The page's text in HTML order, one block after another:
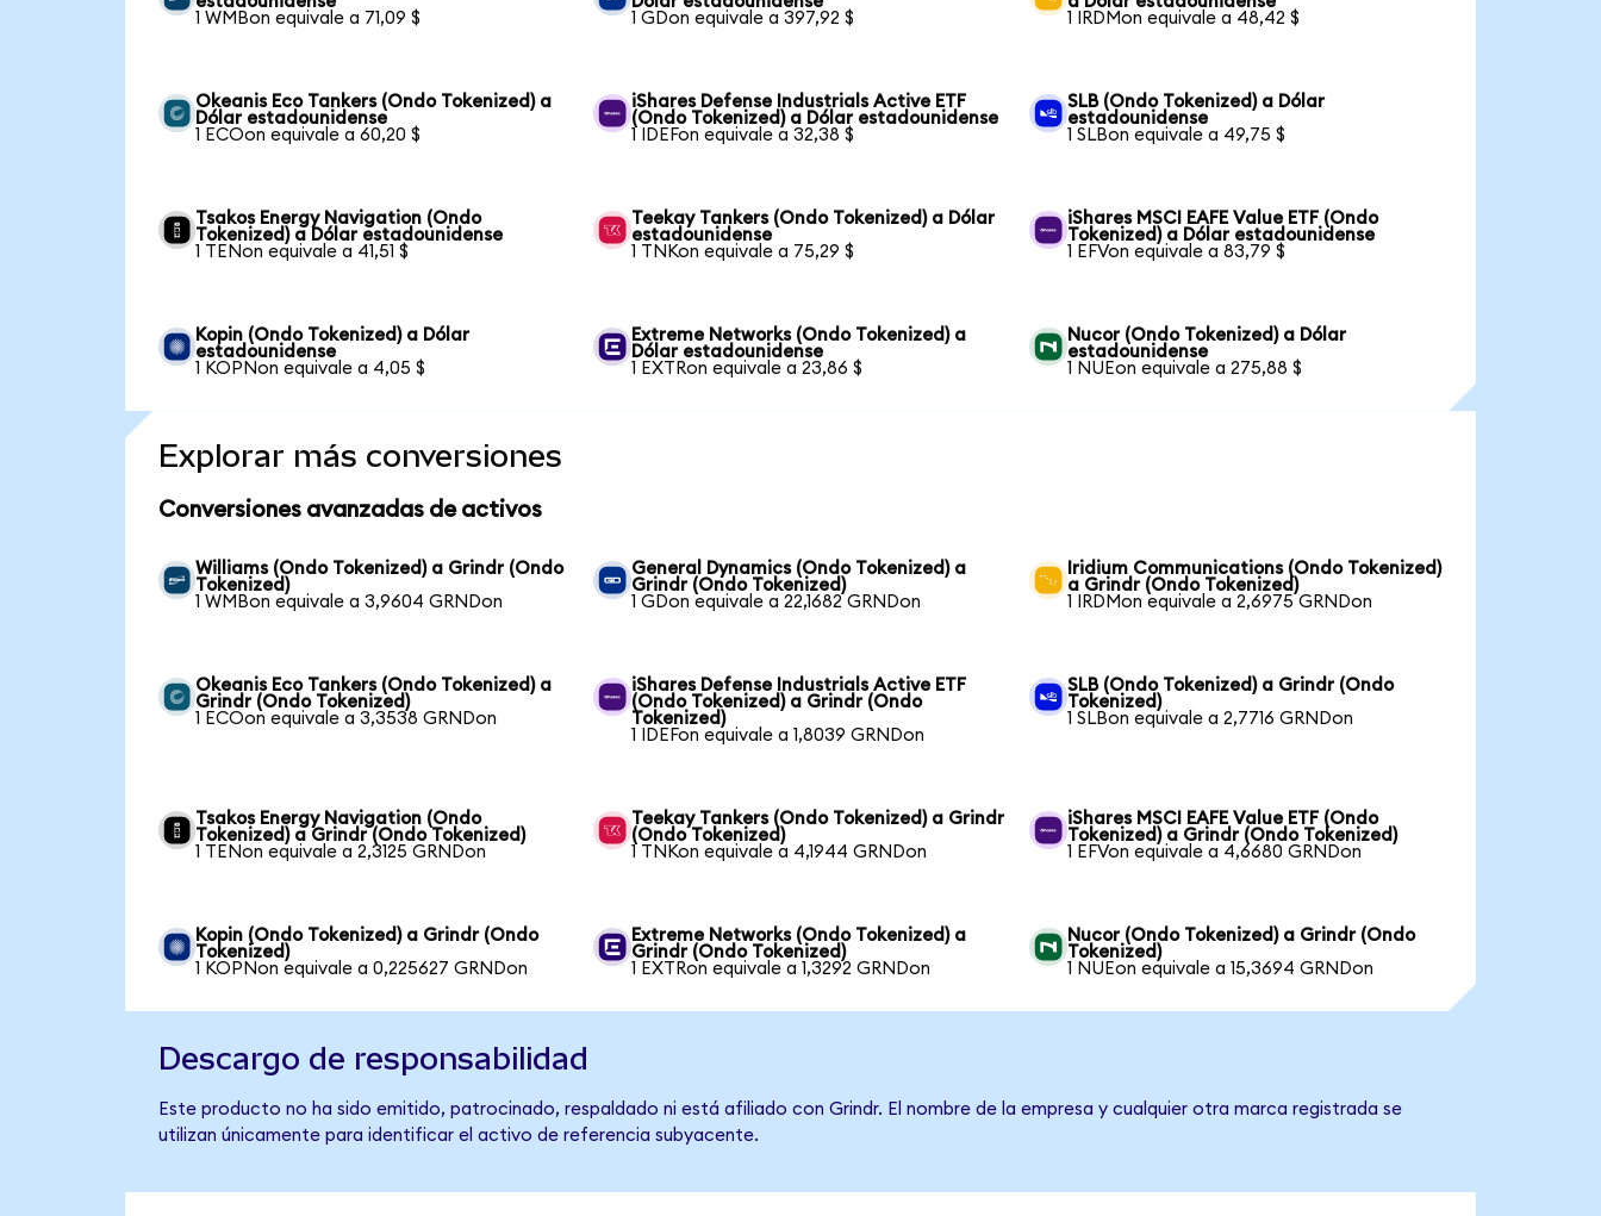
1 WMBon equivale a 71,09 $
1 GDon equivale a 397,92 $
1 IRDMon equivale a 48,42 $
Okeanis Eco Tankers (Ondo Tokenized) a
Dólar estadounidense
1 ECOon equivale a 60,20 $
iShares Defense Industrials Active ETF
(Ondo Tokenized) a Dólar estadounidense
1 IDEFon equivale a 32,38 $
SLB (Ondo Tokenized) a Dólar
estadounidense
1 SLBon equivale a 49,75 $
Tsakos Energy Navigation (Ondo
Tokenized) a Dólar estadounidense
1 TENon equivale a 41,51 $
Teekay Tankers (Ondo Tokenized) a Dólar
estadounidense
1 TNKon equivale a 75,29 $
iShares MSCI EAFE Value ETF (Ondo
Tokenized) a Dólar estadounidense
1 EFVon equivale a 83,79 $
Kopin (Ondo Tokenized) a Dólar
estadounidense
1 KOPNon equivale a 4,05 $
Extreme Networks (Ondo Tokenized) a
Dólar estadounidense
1 EXTRon equivale a 23,86 $
Nucor (Ondo Tokenized) a Dólar
estadounidense
1 NUEon equivale a 275,88 $
Explorar más conversiones
Conversiones avanzadas de activos
Williams (Ondo Tokenized) a Grindr (Ondo
Tokenized)
1 WMBon equivale a 3,9604 GRNDon
General Dynamics (Ondo Tokenized) a
Grindr (Ondo Tokenized)
1 GDon equivale a 22,1682 GRNDon
Iridium Communications (Ondo Tokenized)
a Grindr (Ondo Tokenized)
1 IRDMon equivale a 2,6975 GRNDon
Okeanis Eco Tankers (Ondo Tokenized) a
Grindr (Ondo Tokenized)
1 ECOon equivale a 3,3538 GRNDon
iShares Defense Industrials Active ETF
(Ondo Tokenized) a Grindr (Ondo
Tokenized)
1 IDEFon equivale a 1,8039 GRNDon
SLB (Ondo Tokenized) a Grindr (Ondo
Tokenized)
1 SLBon equivale a 2,7716 GRNDon
Tsakos Energy Navigation (Ondo
Tokenized) a Grindr (Ondo Tokenized)
1 TENon equivale a 2,3125 GRNDon
Teekay Tankers (Ondo Tokenized) a Grindr
(Ondo Tokenized)
1 TNKon equivale a 4,1944 GRNDon
iShares MSCI EAFE Value ETF (Ondo
Tokenized) a Grindr (Ondo Tokenized)
1 EFVon equivale a 4,6680 GRNDon
Kopin (Ondo Tokenized) a Grindr (Ondo
Tokenized)
1 KOPNon equivale a 0,225627 GRNDon
Extreme Networks (Ondo Tokenized) a
Grindr (Ondo Tokenized)
1 EXTRon equivale a 1,3292 GRNDon
Nucor (Ondo Tokenized) a Grindr (Ondo
Tokenized)
1 NUEon equivale a 15,3694 GRNDon
Descargo de responsabilidad
Este producto no ha sido emitido, patrocinado, respaldado ni está afiliado con Grindr. El nombre de la empresa y cualquier otra marca registrada se
utilizan únicamente para identificar el activo de referencia subyacente.